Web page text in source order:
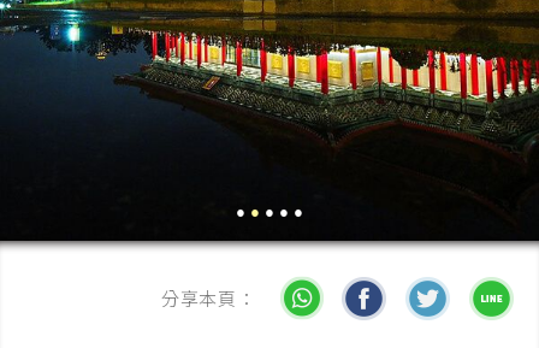
● ● ● ● ●
分享本頁：